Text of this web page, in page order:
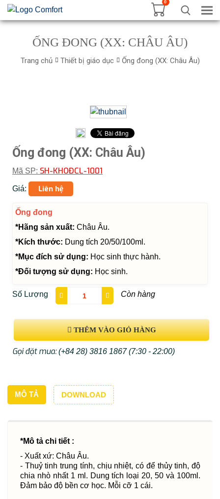
0
ỐNG ĐONG (XX: CHÂU ÂU)
Trang chủ Thiết bị giáo dục Ống đong (XX: Châu Âu)
Ống đong (XX: Châu Âu)
Mã SP: SH-KHOĐCL-1001
Giá: Liên hệ
Ống đong
*Hãng sản xuất: Châu Âu.
*Kích thước: Dung tích 20/50/100ml.
*Mục đích sử dụng: Học sinh thực hành.
*Đối tượng sử dụng: Học sinh.
Số Lượng Còn hàng
THÊM VÀO GIỎ HÀNG
Gọi đặt mua:(+84 28) 3816 1867 (7:30 - 22:00)
MÔ TẢ DOWNLOAD
*Mô tả chi tiết :
- Xuất xứ: Châu Âu.
- Thuỷ tinh trung tính, chịu nhiệt, có để thủy tinh, độ
chia nhò nhất 1 ml. Dung tích loại 20, 50 và 100ml.
Đảm bảo độ bền cơ học. Mỗi cỡ 1 cái.